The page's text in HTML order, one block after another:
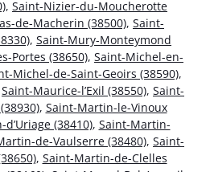
, Saint-Nizier-du-Moucherotte
de-Macherin (38500), Saint-
, Saint-Mury-Monteymond
Portes (38650), Saint-Michel-en-
Michel-de-Saint-Geoirs (38590),
Saint-Maurice-l’Exil (38550), Saint-
, Saint-Martin-le-Vinoux
(38410), Saint-Martin-
de-Vaulserre (38480), Saint-
, Saint-Martin-de-Clelles